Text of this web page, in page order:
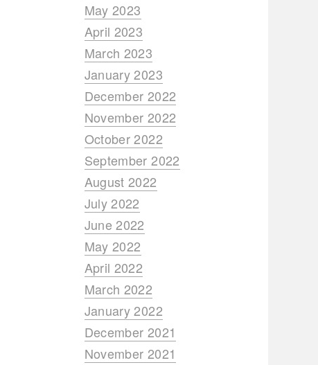
May 2023
April 2023
March 2023
January 2023
December 2022
November 2022
October 2022
September 2022
August 2022
July 2022
June 2022
May 2022
April 2022
March 2022
January 2022
December 2021
November 2021